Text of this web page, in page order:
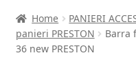
Home PANIERI
panieri PRESTON
Barra
36 new PRESTON